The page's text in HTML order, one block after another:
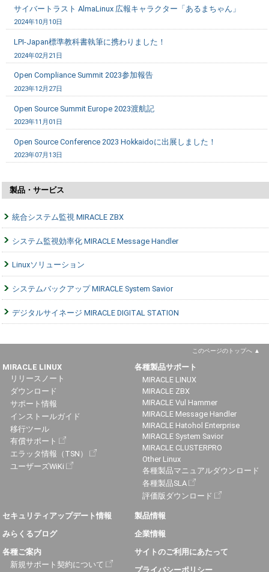
サイバートラスト AlmaLinux 広報キャラクター「あるまちゃん」
2024年10月10日
LPI-Japan標準教科書執筆に携わりました！
2024年02月21日
Open Compliance Summit 2023参加報告
2023年12月27日
Open Source Summit Europe 2023渡航記
2023年11月01日
Open Source Conference 2023 Hokkaidoに出展しました！
2023年07月13日
製品・サービス
統合システム監視 MIRACLE ZBX
システム監視効率化 MIRACLE Message Handler
Linuxソリューション
システムバックアップ MIRACLE System Savior
デジタルサイネージ MIRACLE DIGITAL STATION
このページのトップへ
MIRACLE LINUX
リリースノート
ダウンロード
サポート情報
インストールガイド
移行ツール
有償サポート
エラッタ情報（TSN）
ユーザーズWiKi
各種製品サポート
MIRACLE LINUX
MIRACLE ZBX
MIRACLE Vul Hammer
MIRACLE Message Handler
MIRACLE Hatohol Enterprise
MIRACLE System Savior
MIRACLE CLUSTERPRO
Other Linux
各種製品マニュアルダウンロード
各種製品SLA
評価版ダウンロード
セキュリティアップデート情報
みらくるブログ
各種ご案内
新規サポート契約について
製品情報
企業情報
サイトのご利用にあたって
プライバシーポリシー